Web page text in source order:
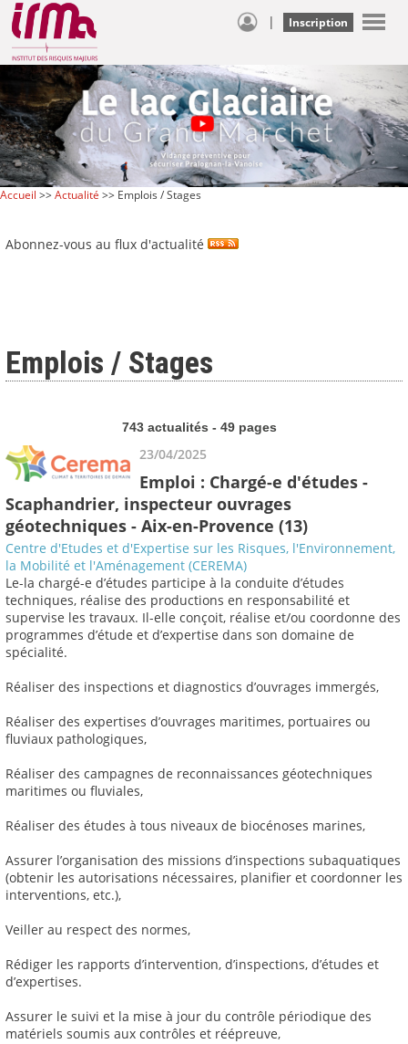
| Inscription
Accueil >>Actualité >> Emplois / Stages
Abonnez-vous au flux d'actualité
Emplois / Stages
743 actualités - 49 pages
23/04/2025
Emploi : Chargé-e d'études -
Scaphandrier, inspecteur ouvrages
géotechniques - Aix-en-Provence (13)
Centre d'Etudes et d'Expertise sur les Risques, l'Environnement,
la Mobilité et l'Aménagement (CEREMA)
Le-la chargé-e d’études participe à la conduite d’études
techniques, réalise des productions en responsabilité et
supervise les travaux. Il-elle conçoit, réalise et/ou coordonne des
programmes d’étude et d’expertise dans son domaine de
spécialité.
Réaliser des inspections et diagnostics d’ouvrages immergés,
Réaliser des expertises d’ouvrages maritimes, portuaires ou
fluviaux pathologiques,
Réaliser des campagnes de reconnaissances géotechniques
maritimes ou fluviales,
Réaliser des études à tous niveaux de biocénoses marines,
Assurer l’organisation des missions d’inspections subaquatiques
(obtenir les autorisations nécessaires, planifier et coordonner les
interventions, etc.),
Veiller au respect des normes,
Rédiger les rapports d’intervention, d’inspections, d’études et
d’expertises.
Assurer le suivi et la mise à jour du contrôle périodique des
matériels soumis aux contrôles et réépreuve,